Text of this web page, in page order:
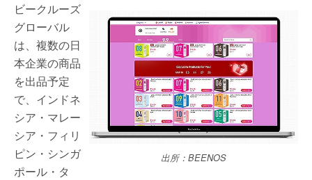
出所：BEENOS
ビークルーズ
グローバル
は、複数の日
本企業の商品
を出品予定
で、インドネ
シア・マレー
シア・フィリ
ピン・シンガ
ポール・タ